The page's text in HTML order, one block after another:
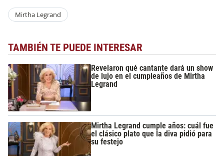
Mirtha Legrand
TAMBIÉN TE PUEDE INTERESAR
Revelaron qué cantante dará un show
de lujo en el cumpleaños de Mirtha
Legrand
Mirtha Legrand cumple años: cuál fue
el clásico plato que la diva pidió para
su festejo